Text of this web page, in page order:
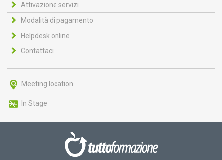
Attivazione servizi
Modalità di pagamento
Helpdesk online
Contattaci
Meeting location
In Stage